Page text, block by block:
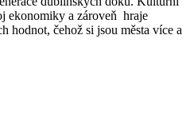
ekonomiky a zároveň hraje
hodnot, čehož si jsou města více a